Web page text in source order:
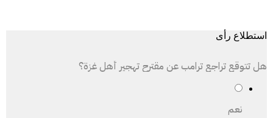
استطلاع رأى
هل تتوقع تراجع ترامب عن مقترح تهجير أهل غزة؟
نعم